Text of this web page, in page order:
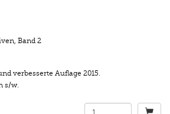
, Band 2
verbesserte Auflage 2015.
s/w.